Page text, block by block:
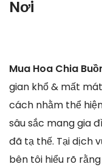
Nơi
Mua Hoa Chia
gian khổ & mất
cách nhằm thể
sâu sắc mang gia
đã tạ thế. Tại dịch
bên tôi hiểu rõ